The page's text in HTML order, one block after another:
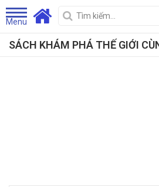
Menu
SÁCH KHÁM PHÁ THẾ GIỚI